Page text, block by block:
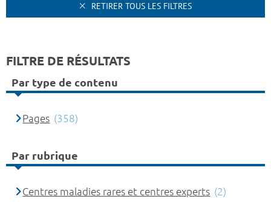
RETIRER TOUS LES FILTRES
FILTRE DE RÉSULTATS
Par type de contenu
Pages (358)
Par rubrique
Centres maladies rares et centres experts (2)